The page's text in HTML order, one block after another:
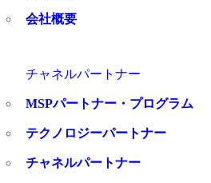
会社概要
チャネルパートナー
MSPパートナー・プログラム
テクノロジーパートナー
チャネルパートナー